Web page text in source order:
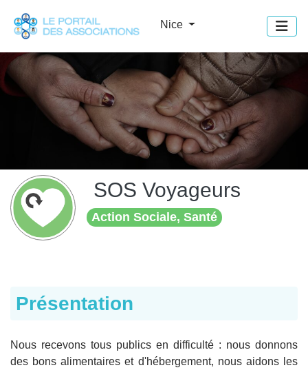
Nice
SOS Voyageurs
Action Sociale, Santé
Présentation
Nous recevons tous publics en difficulté : nous donnons
des bons alimentaires et d'hébergement, nous aidons les